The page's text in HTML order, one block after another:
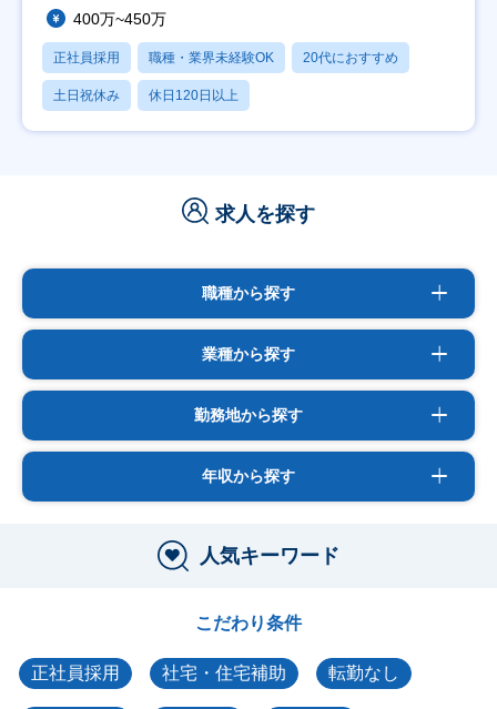
400万~450万
正社員採用 職種・業界未経験OK 20代におすすめ
土日祝休み 休日120日以上
求人を探す
職種から探す
業種から探す
勤務地から探す
年収から探す
人気キーワード
こだわり条件
正社員採用 社宅・住宅補助 転勤なし